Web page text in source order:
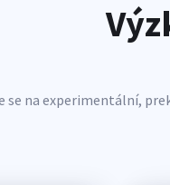
se na experimentální,